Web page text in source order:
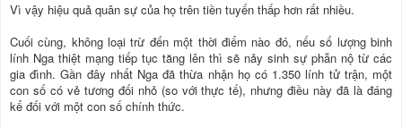
Vì vậy hiệu quả quân sự của họ trên tiền tuyến thấp hơn rất nhiều.
Cuối cùng, không loại trừ đến một thời điểm nào đó, nếu số lượng binh
lính Nga thiệt mạng tiếp tục tăng lên thì sẽ nảy sinh sự phẫn nộ từ các
gia đình. Gần đây nhất Nga đã thừa nhận họ có 1.350 lính tử trận, một
con số có vẻ tương đối nhỏ (so với thực tế), nhưng điều này đã là đáng
kể đối với một con số chính thức.